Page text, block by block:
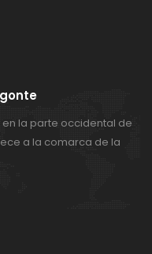
la parte occidental de
a la comarca de la